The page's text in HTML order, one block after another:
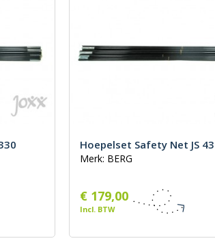
Hoepelset Safety Net JS
Merk: BERG
€ 179,00
Incl. BTW